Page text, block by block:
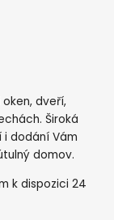
dveří,
Široká
dodání Vám
domov.
k dispozici 24